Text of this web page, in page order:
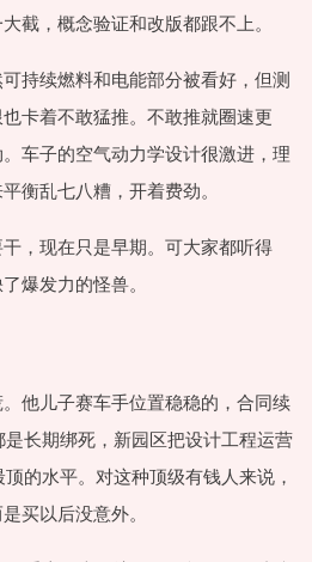
截，概念验证和改版都跟不上。
持续燃料和电能部分被看好，但测
卡着不敢猛推。不敢推就圈速更
车子的空气动力学设计很激进，理
衡乱七八糟，开着费劲。
，现在只是早期。可大家都听得
爆发力的怪兽。
他儿子赛车手位置稳稳的，合同续
长期绑死，新园区把设计工程运营
的水平。对这种顶级有钱人来说，
买以后没意外。